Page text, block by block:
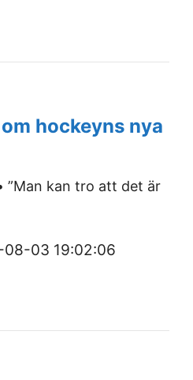
hockeyns nya
”Man kan tro att det är
08-03 19:02:06